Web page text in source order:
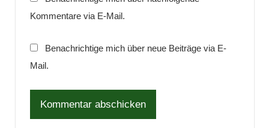
Kommentare via E-Mail.
Benachrichtige mich über neue Beiträge via E-
Mail.